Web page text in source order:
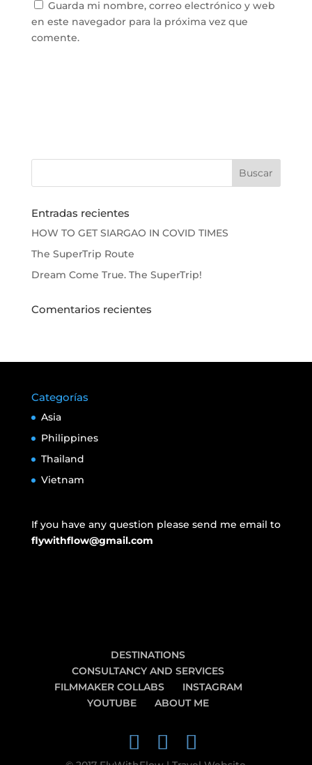
Guarda mi nombre, correo electrónico y web
en este navegador para la próxima vez que
comente.
Entradas recientes
HOW TO GET SIARGAO IN COVID TIMES
The SuperTrip Route
Dream Come True. The SuperTrip!
Comentarios recientes
Categorías
Asia
Philippines
Thailand
Vietnam
If you have any question please send me email to
flywithflow@gmail.com
DESTINATIONS
CONSULTANCY AND SERVICES
FILMMAKER COLLABS
INSTAGRAM
YOUTUBE
ABOUT ME